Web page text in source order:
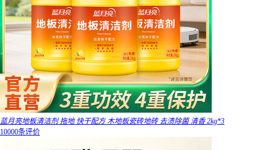
蓝月亮地板清洁剂 拖地 快干配方 木地板瓷砖地砖 去渍除菌 清香 2kg*3
10000条评价